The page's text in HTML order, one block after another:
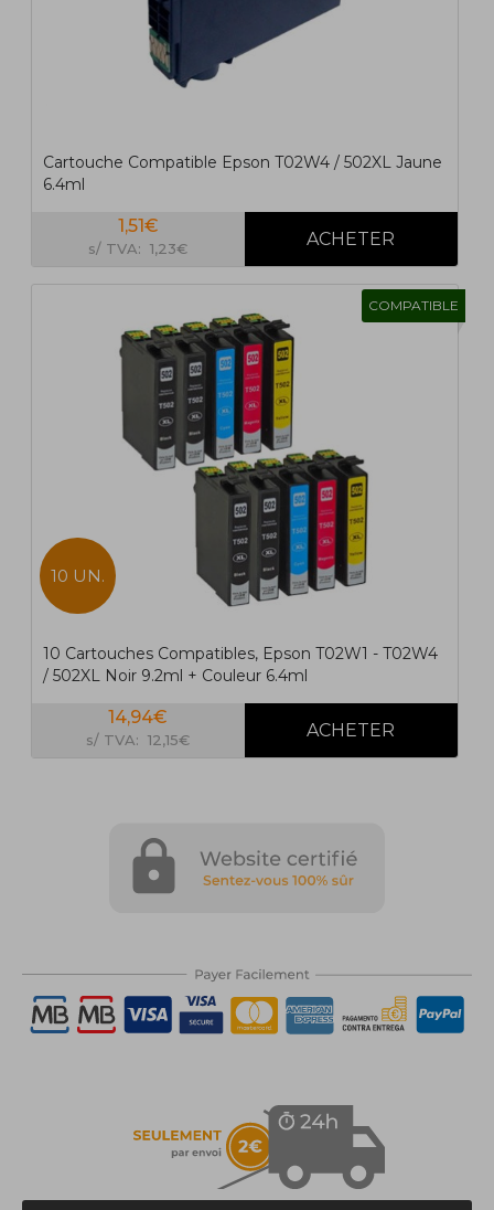
Cartouche Compatible Epson T02W4 / 502XL Jaune
6.4ml
1,51€
s/ TVA: 1,23€
COMPATIBLE
10 UN.
10 Cartouches Compatibles, Epson T02W1 - T02W4
/ 502XL Noir 9.2ml + Couleur 6.4ml
14,94€
s/ TVA: 12,15€